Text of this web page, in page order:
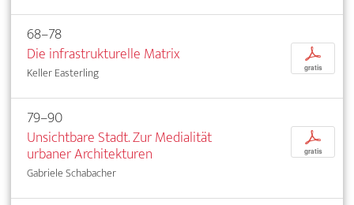
68–78
Die infrastrukturelle Matrix
Keller Easterling
p
gratis
79–90
Unsichtbare Stadt. Zur Medialität
urbaner Architekturen
Gabriele Schabacher
p
gratis